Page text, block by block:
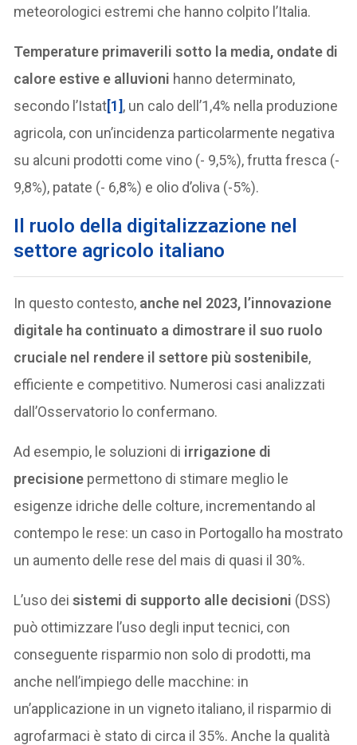
meteorologici estremi che hanno colpito l’Italia.
Temperature primaverili sotto la media, ondate di
calore estive e alluvioni hanno determinato,
secondo l’Istat[1], un calo dell’1,4% nella produzione
agricola, con un’incidenza particolarmente negativa
su alcuni prodotti come vino (- 9,5%), frutta fresca (-
9,8%), patate (- 6,8%) e olio d’oliva (-5%).
Il ruolo della digitalizzazione nel
settore agricolo italiano
In questo contesto, anche nel 2023, l’innovazione
digitale ha continuato a dimostrare il suo ruolo
cruciale nel rendere il settore più sostenibile,
efficiente e competitivo. Numerosi casi analizzati
dall’Osservatorio lo confermano.
Ad esempio, le soluzioni di irrigazione di
precisione permettono di stimare meglio le
esigenze idriche delle colture, incrementando al
contempo le rese: un caso in Portogallo ha mostrato
un aumento delle rese del mais di quasi il 30%.
L’uso deisistemi di supporto alle decisioni (DSS)
può ottimizzare l’uso degli input tecnici, con
conseguente risparmio non solo di prodotti, ma
anche nell’impiego delle macchine: in
un’applicazione in un vigneto italiano, il risparmio di
agrofarmaci è stato di circa il 35%. Anche la qualità